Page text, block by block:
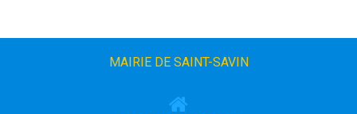
MAIRIE DE SAINT-SAVIN